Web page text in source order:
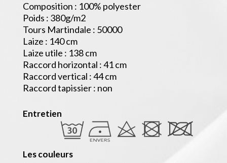
Composition : 100% polyester
Poids : 380g/m2
Tours Martindale : 50000
Laize : 140 cm
Laize utile : 138 cm
Raccord horizontal : 41 cm
Raccord vertical : 44 cm
Raccord tapissier : non
Entretien
Les couleurs